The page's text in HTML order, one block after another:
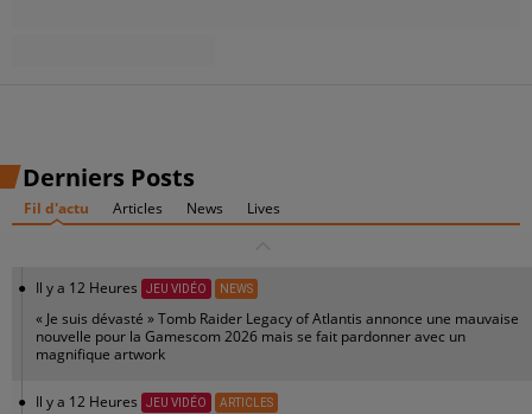
Derniers Posts
Fil d'actu Articles News Lives
Il y a 12 Heures JEU VIDÉO NEWS
« Je suis dévasté » Tomb Raider Legacy of Atlantis annonce une mauvaise
nouvelle pour la Gamescom 2026 mais se fait pardonner avec un
magnifique artwork
Il y a 12 Heures JEU VIDÉO ARTICLES